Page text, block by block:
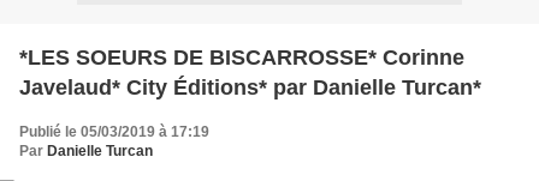
*LES SOEURS DE BISCARROSSE* Corinne
Javelaud* City Éditions* par Danielle Turcan*
Publié le 05/03/2019 à 17:19
Par Danielle Turcan